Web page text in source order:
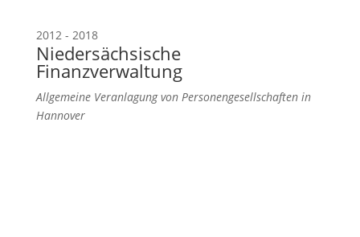
2012 - 2018
Niedersächsische
Finanzverwaltung
Allgemeine Veranlagung von Personengesellschaften in
Hannover